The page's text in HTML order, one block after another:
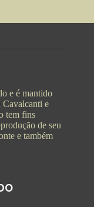
e é mantido
Cavalcanti e
tem fins
de seu
e também